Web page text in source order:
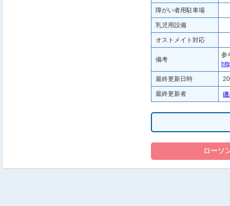
障がい者用駐車場
乳児用設備
オストメイト対応
備考
参
最終更新日時
最終更新者